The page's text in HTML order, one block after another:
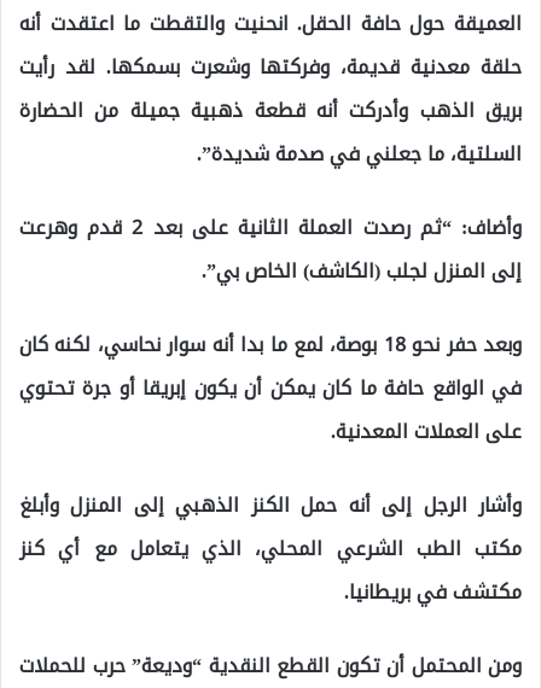
العميقة حول حافة الحقل. انحنيت والتقطت ما اعتقدت أنه
حلقة معدنية قديمة، وفركتها وشعرت بسمكها. لقد رأيت
بريق الذهب وأدركت أنه قطعة ذهبية جميلة من الحضارة
السلتية، ما جعلني في صدمة شديدة”.
وأضاف: “ثم رصدت العملة الثانية على بعد 2 قدم وهرعت
إلى المنزل لجلب (الكاشف) الخاص بي”.
وبعد حفر نحو 18 بوصة، لمع ما بدا أنه سوار نحاسي، لكنه كان
في الواقع حافة ما كان يمكن أن يكون إبريقا أو جرة تحتوي
على العملات المعدنية.
وأشار الرجل إلى أنه حمل الكنز الذهبي إلى المنزل وأبلغ
مكتب الطب الشرعي المحلي، الذي يتعامل مع أي كنز
مكتشف في بريطانيا.
ومن المحتمل أن تكون القطع النقدية “وديعة” حرب للحملات